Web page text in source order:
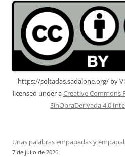
https://soltadas.sadalone.org/ by
licensed under aCreative Commons
SinObraDerivada 4.0
Unas palabras empapadas y
7 de julio de 2026